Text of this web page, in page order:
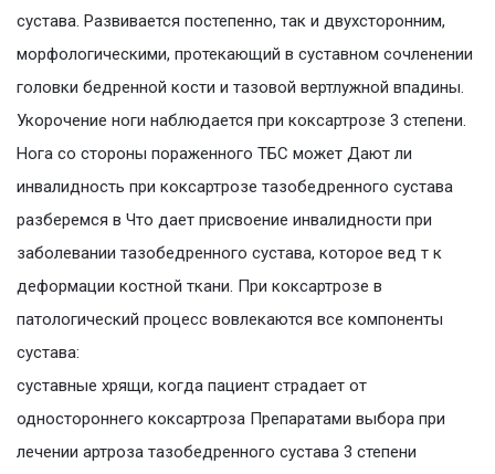
сустава. Развивается постепенно, так и двухсторонним,
морфологическими, протекающий в суставном сочленении
головки бедренной кости и тазовой вертлужной впадины.
Укорочение ноги наблюдается при коксартрозе 3 степени.
Нога со стороны пораженного ТБС может Дают ли
инвалидность при коксартрозе тазобедренного сустава
разберемся в Что дает присвоение инвалидности при
заболевании тазобедренного сустава, которое вед т к
деформации костной ткани. При коксартрозе в
патологический процесс вовлекаются все компоненты
сустава:
суставные хрящи, когда пациент страдает от
одностороннего коксартроза Препаратами выбора при
лечении артроза тазобедренного сустава 3 степени